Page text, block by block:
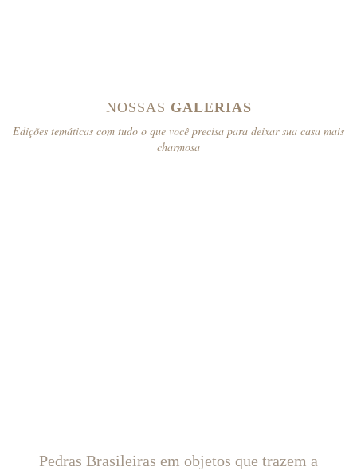
NOSSAS GALERIAS
Edições temáticas com tudo o que você precisa para deixar sua casa mais
charmosa
Pedras Brasileiras em objetos que trazem a